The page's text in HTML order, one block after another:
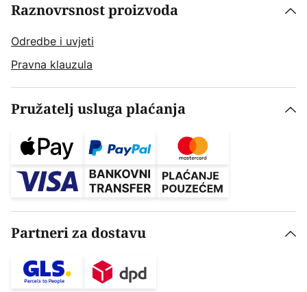
Raznovrsnost proizvoda
Odredbe i uvjeti
Pravna klauzula
Pružatelj usluga plaćanja
Partneri za dostavu